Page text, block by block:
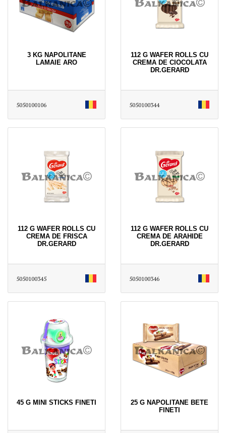
3 KG NAPOLITANE
LAMAIE ARO
5050100106
112 G WAFER ROLLS CU
CREMA DE CIOCOLATA
DR.GERARD
5050100344
112 G WAFER ROLLS CU
CREMA DE FRISCA
DR.GERARD
5050100345
112 G WAFER ROLLS CU
CREMA DE ARAHIDE
DR.GERARD
5050100346
45 G MINI STICKS FINETI
25 G NAPOLITANE BETE
FINETI